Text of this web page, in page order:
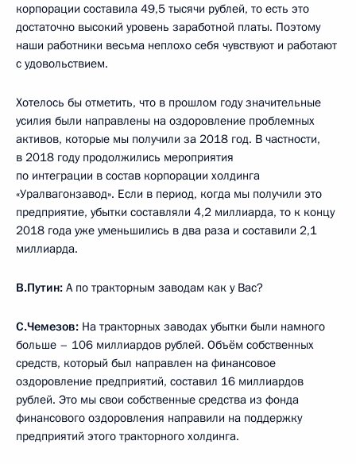
корпорации составила 49,5 тысячи рублей, то есть это
достаточно высокий уровень заработной платы. Поэтому
наши работники весьма неплохо себя чувствуют и работают
с удовольствием.
Хотелось бы отметить, что в прошлом году значительные
усилия были направлены на оздоровление проблемных
активов, которые мы получили за 2018 год. В частности,
в 2018 году продолжились мероприятия
по интеграции в состав корпорации холдинга
«Уралвагонзавод». Если в период, когда мы получили это
предприятие, убытки составляли 4,2 миллиарда, то к концу
2018 года уже уменьшились в два раза и составили 2,1
миллиарда.
В.Путин: А по тракторным заводам как у Вас?
С.Чемезов: На тракторных заводах убытки были намного
больше – 106 миллиардов рублей. Объём собственных
средств, который был направлен на финансовое
оздоровление предприятий, составил 16 миллиардов
рублей. Это мы свои собственные средства из фонда
финансового оздоровления направили на поддержку
предприятий этого тракторного холдинга.